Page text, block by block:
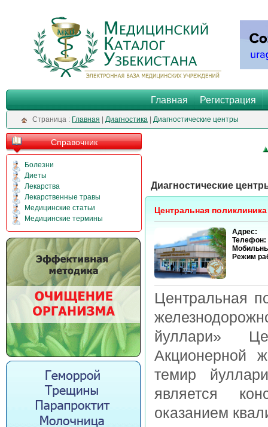
Главная Регистрация
Cтраница : Главная Диагностика Диагностические центры
Справочник
Болезни
Диеты
Лекарства
Лекарственные травы
Медицинские статьи
Медицинские термины
Диагностические
Центральная
Адрес:
Телефон:
Режим
Центральная
йуллари»
Акционерной
темир
является
оказанием